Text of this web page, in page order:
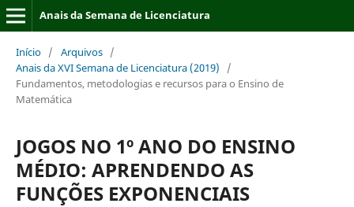
Anais da Semana de Licenciatura
Início / Arquivos /
Anais da XVI Semana de Licenciatura (2019)
/
Fundamentos, metodologias e recursos para o Ensino de
Matemática
JOGOS NO 1º ANO DO ENSINO
MÉDIO: APRENDENDO AS
FUNÇÕES EXPONENCIAIS